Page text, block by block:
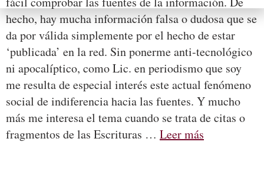
hecho, hay mucha información falsa o dudosa que se
da por válida simplemente por el hecho de estar
‘publicada’ en la red. Sin ponerme anti-tecnológico
ni apocalíptico, como Lic. en periodismo que soy
me resulta de especial interés este actual fenómeno
social de indiferencia hacia las fuentes. Y mucho
más me interesa el tema cuando se trata de citas o
fragmentos de las Escrituras … Leer más